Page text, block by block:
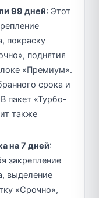
99 дней: Этот
покраску
поднятия
«Премиум».
срока и
пакет «Турбо-
также
на 7 дней:
закрепление
выделение
«Срочно»,